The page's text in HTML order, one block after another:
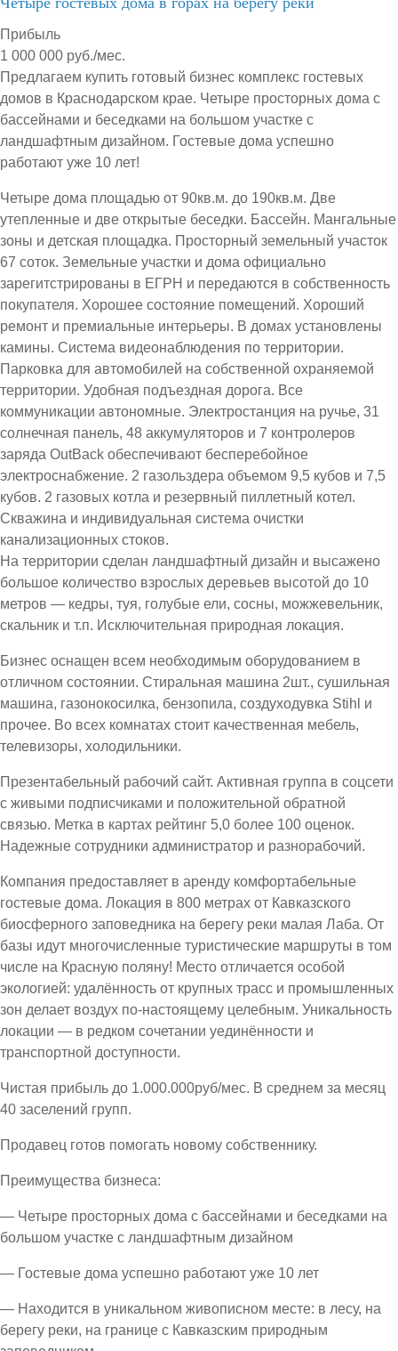
Прибыль
1 000 000 руб./мес.
Предлагаем купить готовый бизнес комплекс гостевых
домов в Краснодарском крае. Четыре просторных дома с
бассейнами и беседками на большом участке с
ландшафтным дизайном. Гостевые дома успешно
работают уже 10 лет!
Четыре дома площадью от 90кв.м. до 190кв.м. Две
утепленные и две открытые беседки. Бассейн. Мангальные
зоны и детская площадка. Просторный земельный участок
67 соток. Земельные участки и дома официально
зарегитстрированы в ЕГРН и передаются в собственность
покупателя. Хорошее состояние помещений. Хороший
ремонт и премиальные интерьеры. В домах установлены
камины. Система видеонаблюдения по территории.
Парковка для автомобилей на собственной охраняемой
территории. Удобная подъездная дорога. Все
коммуникации автономные. Электростанция на ручье, 31
солнечная панель, 48 аккумуляторов и 7 контролеров
заряда OutBack обеспечивают бесперебойное
электроснабжение. 2 газольздера объемом 9,5 кубов и 7,5
кубов. 2 газовых котла и резервный пиллетный котел.
Скважина и индивидуальная система очистки
канализационных стоков.
На территории сделан ландшафтный дизайн и высажено
большое количество взрослых деревьев высотой до 10
метров — кедры, туя, голубые ели, сосны, можжевельник,
скальник и т.п. Исключительная природная локация.
Бизнес оснащен всем необходимым оборудованием в
отличном состоянии. Стиральная машина 2шт., сушильная
машина, газонокосилка, бензопила, создуходувка Stihl и
прочее. Во всех комнатах стоит качественная мебель,
телевизоры, холодильники.
Презентабельный рабочий сайт. Активная группа в соцсети
с живыми подписчиками и положительной обратной
связью. Метка в картах рейтинг 5,0 более 100 оценок.
Надежные сотрудники администратор и разнорабочий.
Компания предоставляет в аренду комфортабельные
гостевые дома. Локация в 800 метрах от Кавказского
биосферного заповедника на берегу реки малая Лаба. От
базы идут многочисленные туристические маршруты в том
числе на Красную поляну! Место отличается особой
экологией: удалённость от крупных трасс и промышленных
зон делает воздух по-настоящему целебным. Уникальность
локации — в редком сочетании уединённости и
транспортной доступности.
Чистая прибыль до 1.000.000руб/мес. В среднем за месяц
40 заселений групп.
Продавец готов помогать новому собственнику.
Преимущества бизнеса:
— Четыре просторных дома с бассейнами и беседками на
большом участке с ландшафтным дизайном
— Гостевые дома успешно работают уже 10 лет
— Находится в уникальном живописном месте: в лесу, на
берегу реки, на границе с Кавказским природным